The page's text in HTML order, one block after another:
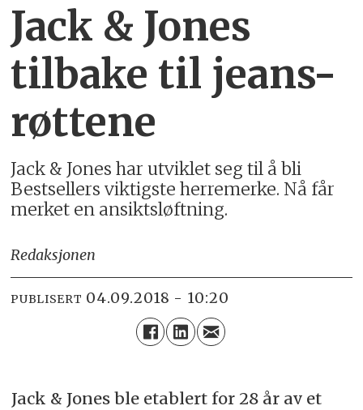
Jack & Jones
tilbake til jeans-
røttene
Jack & Jones har utviklet seg til å bli
Bestsellers viktigste herremerke. Nå får
merket en ansiktsløftning.
Redaksjonen
PUBLISERT 04.09.2018 - 10:20
Jack & Jones ble etablert for 28 år av et